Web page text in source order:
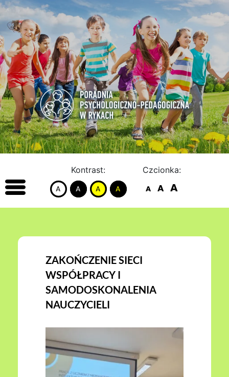
Kontrast: Czcionka:
ZAKOŃCZENIE SIECI
WSPÓŁPRACY I
SAMODOSKONALENIA
NAUCZYCIELI